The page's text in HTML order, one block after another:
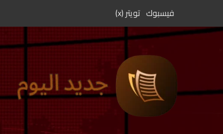
المحتوى
فيسبوك تويتر (x)